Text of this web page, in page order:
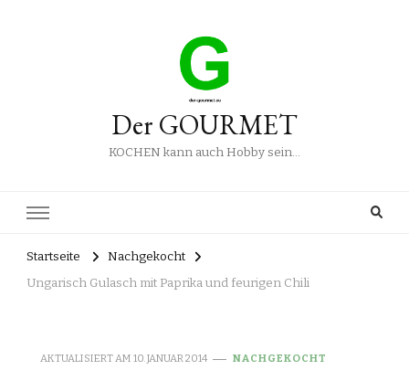
Der GOURMET
KOCHEN kann auch Hobby sein…
Startseite
Nachgekocht
Ungarisch Gulasch mit Paprika und feurigen Chili
AKTUALISIERT AM 10. JANUAR 2014 NACHGEKOCHT